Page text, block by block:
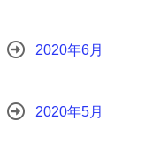
2020年6月
2020年5月